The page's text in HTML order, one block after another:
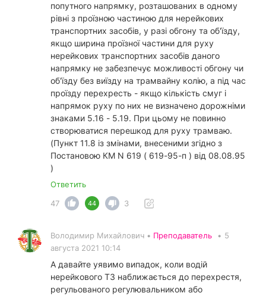
попутного напрямку, розташованих в одному
рівні з проїзною частиною для нерейкових
транспортних засобів, у разі обгону та об'їзду,
якщо ширина проїзної частини для руху
нерейкових транспортних засобів даного
напрямку не забезпечує можливості обгону чи
об'їзду без виїзду на трамвайну колію, а під час
проїзду перехресть - якщо кількість смуг і
напрямок руху по них не визначено дорожніми
знаками 5.16 - 5.19. При цьому не повинно
створюватися перешкод для руху трамваю.
(Пункт 11.8 із змінами, внесеними згідно з
Постановою КМ N 619 ( 619-95-п ) від 08.08.95
)
Ответить
47
44 3
Володимир Михайлович • Преподаватель • 5
августа 2021 10:14
А давайте уявимо випадок, коли водій
нерейкового ТЗ наближається до перехрестя,
регульованого регулювальником або